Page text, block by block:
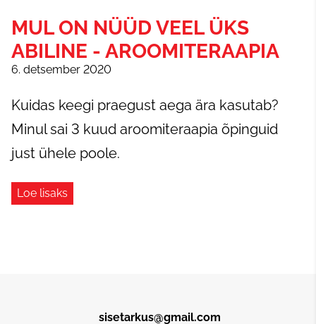
MUL ON NÜÜD VEEL ÜKS
ABILINE - AROOMITERAAPIA
6. detsember 2020
Kuidas keegi praegust aega ära kasutab?
Minul sai 3 kuud aroomiteraapia õpinguid
just ühele poole.
Loe lisaks
sisetarkus@gmail.com